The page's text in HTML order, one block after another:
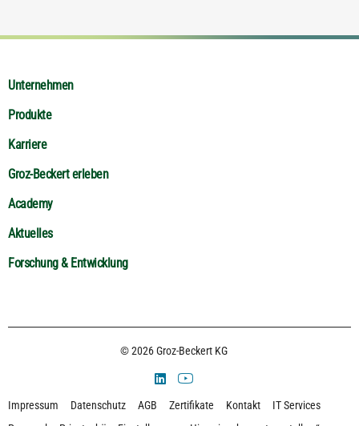
Unternehmen
Produkte
Karriere
Groz-Beckert erleben
Academy
Aktuelles
Forschung & Entwicklung
© 2026 Groz-Beckert KG
Impressum Datenschutz AGB Zertifikate Kontakt
IT Services